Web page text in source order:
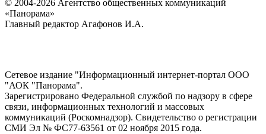
© 2004-2026 Агентство общественных коммуникаций
«Панорама»
Главный редактор Агафонов И.А.
Сетевое издание "Информационный интернет-портал ООО
"АОК "Панорама".
Зарегистрировано Федеральной службой по надзору в сфере
связи, информационных технологий и массовых
коммуникаций (Роскомнадзор). Cвидетельство о регистрации
СМИ Эл № ФС77-63561 от 02 ноября 2015 года.